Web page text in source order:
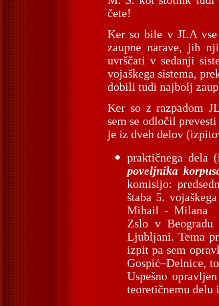
čete!
Ker so bile v JLA
zaupne narave, jih
uvrščati v sedanji
vojaškega sistema,
dobili tudi najbolj
Ker so z razpadom
sem se odločil
je iz dveh delov
praktičnega dela
poveljnika
komisijo:
štaba 5.
Mihail - Milana
Zslo v
Ljubljani. Tema
izpit pa sem
Gospić–Delnice,
Uspešno
teoretičnemu delu